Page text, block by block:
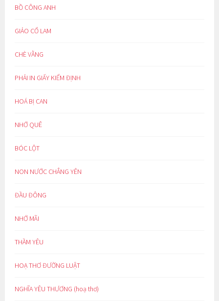
BỒ CÔNG ANH
GIẢO CỔ LAM
CHÈ VẰNG
PHẢI IN GIẤY KIỂM ĐỊNH
HOÁ BỊ CAN
NHỚ QUÊ
BÓC LỘT
NON NƯỚC CHẲNG YÊN
ĐẦU ĐÔNG
NHỚ MÃI
THẦM YÊU
HOẠ THƠ ĐƯỜNG LUẬT
NGHĨA YÊU THƯƠNG (hoạ thơ)